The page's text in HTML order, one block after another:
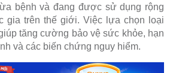
bệnh và đang được sử dụng rộng
gia trên thế giới. Việc lựa chọn loại
tăng cường bảo vệ sức khỏe, hạn
và các biến chứng nguy hiểm.